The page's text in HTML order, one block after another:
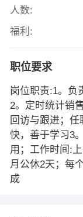
人数:
福利:
职位要求
岗位职责:1。负
2。定时统计销
回访与跟进；
快，善于学习3
用；工作时间:
月公休2天；每
成